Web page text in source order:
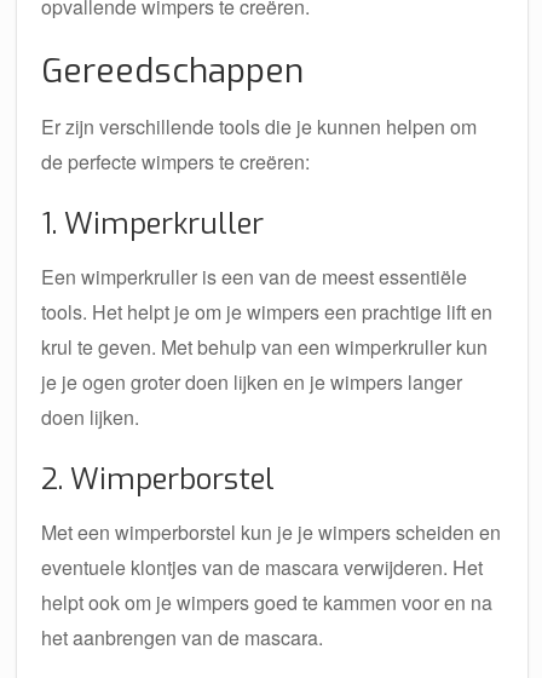
opvallende wimpers te creëren.
Gereedschappen
Er zijn verschillende tools die je kunnen helpen om
de perfecte wimpers te creëren:
1. Wimperkruller
Een wimperkruller is een van de meest essentiële
tools. Het helpt je om je wimpers een prachtige lift en
krul te geven. Met behulp van een wimperkruller kun
je je ogen groter doen lijken en je wimpers langer
doen lijken.
2. Wimperborstel
Met een wimperborstel kun je je wimpers scheiden en
eventuele klontjes van de mascara verwijderen. Het
helpt ook om je wimpers goed te kammen voor en na
het aanbrengen van de mascara.